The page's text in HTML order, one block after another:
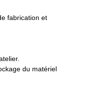
fabrication et
du matériel